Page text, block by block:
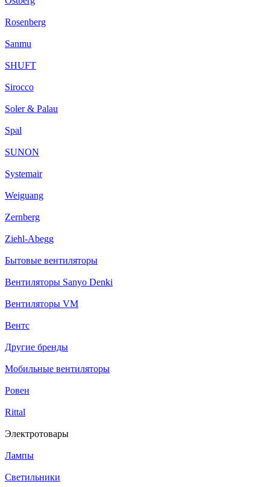
Rosenberg
Sanmu
SHUFT
Sirocco
Soler & Palau
Spal
SUNON
Systemair
Weiguang
Zernberg
Ziehl-Abegg
Бытовые вентиляторы
Вентиляторы Sanyo Denki
Вентиляторы VM
Вентс
Другие бренды
Мобильные вентиляторы
Ровен
Rittal
Электротовары
Лампы
Светильники